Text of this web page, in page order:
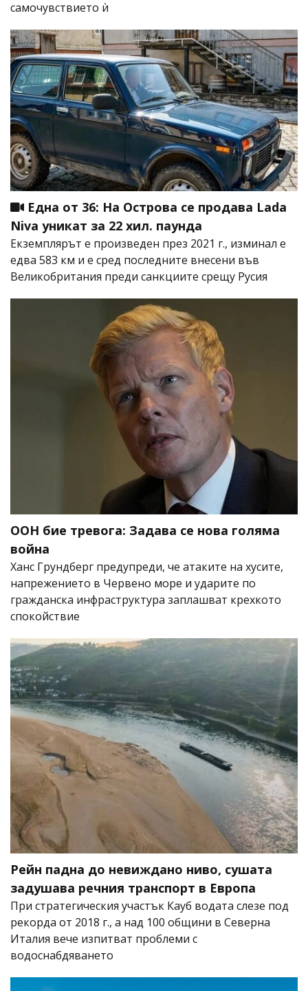
самочувствието ѝ
Една от 36: На Острова се продава Lada
Niva уникат за 22 хил. паунда
Екземплярът е произведен през 2021 г., изминал е
едва 583 км и е сред последните внесени във
Великобритания преди санкциите срещу Русия
ООН бие тревога: Задава се нова голяма
война
Ханс Грундберг предупреди, че атаките на хусите,
напрежението в Червено море и ударите по
гражданска инфраструктура заплашват крехкото
спокойствие
Рейн падна до невиждано ниво, сушата
задушава речния транспорт в Европа
При стратегическия участък Кауб водата слезе под
рекорда от 2018 г., а над 100 общини в Северна
Италия вече изпитват проблеми с
водоснабдяването